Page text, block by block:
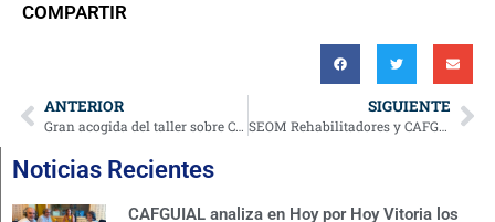
COMPARTIR
ANTERIOR
Gran acogida del taller sobre ChatGPT para Administradores de Fincas
SIGUIENTE
SEOM Rehabilitadores y CAFGUIAL, juntos para ofrecer más a los administradores de fincas
Noticias Recientes
CAFGUIAL analiza en Hoy por Hoy Vitoria los